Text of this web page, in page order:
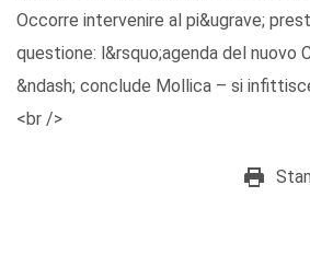
Occorre intervenire al pi&ugrave;
questione: l&rsquo;agenda del nuovo
&ndash; conclude Mollica – si
<br />